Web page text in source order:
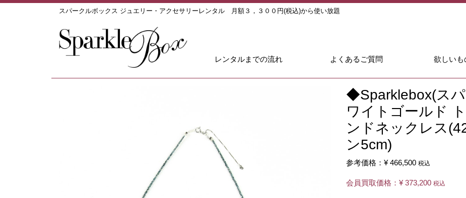
スパークルボックス ジュエリー・アクセサリーレンタル 月額３，３００円(税込)から使い放題
レンタルまでの流れ よくあるご質問 欲しいも
◆Sparklebox(ス
ワイトゴールド
ンドネックレス
ン5cm)
参考価格： ¥ 466,500 税込
会員買取価格： ¥ 373,200 税込